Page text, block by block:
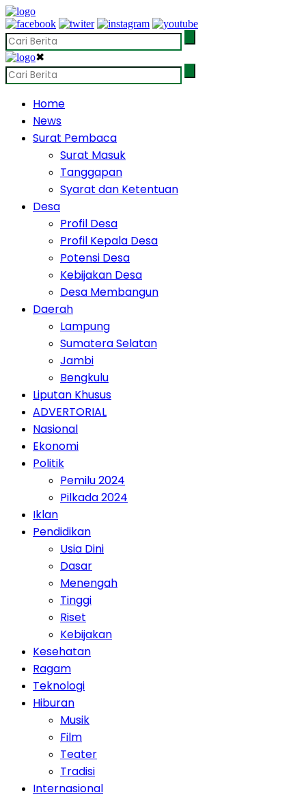
✖
Home
News
Surat Pembaca
Surat Masuk
Tanggapan
Syarat dan Ketentuan
Desa
Profil Desa
Profil Kepala Desa
Potensi Desa
Kebijakan Desa
Desa Membangun
Daerah
Lampung
Sumatera Selatan
Jambi
Bengkulu
Liputan Khusus
ADVERTORIAL
Nasional
Ekonomi
Politik
Pemilu 2024
Pilkada 2024
Iklan
Pendidikan
Usia Dini
Dasar
Menengah
Tinggi
Riset
Kebijakan
Kesehatan
Ragam
Teknologi
Hiburan
Musik
Film
Teater
Tradisi
Internasional